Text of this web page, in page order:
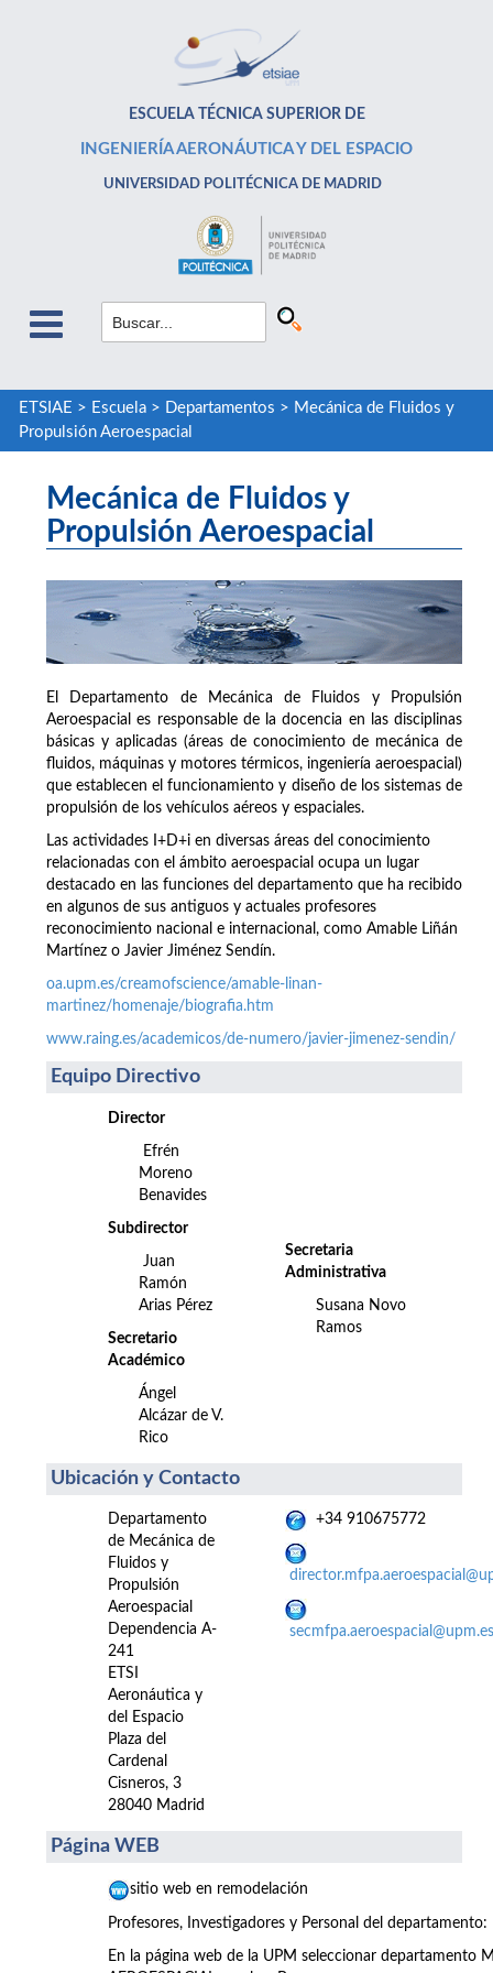
ESCUELA TÉCNICA SUPERIOR DE
INGENIERÍA AERONÁUTICA Y DEL ESPACIO
UNIVERSIDAD POLITÉCNICA DE MADRID
ETSIAE > Escuela> Departamentos > Mecánica de Fluidos y
Propulsión Aeroespacial
Mecánica de Fluidos y
Propulsión Aeroespacial
El Departamento de Mecánica de Fluidos y Propulsión
Aeroespacial es responsable de la docencia en las disciplinas
básicas y aplicadas (áreas de conocimiento de mecánica de
fluidos, máquinas y motores térmicos, ingeniería aeroespacial)
que establecen el funcionamiento y diseño de los sistemas de
propulsión de los vehículos aéreos y espaciales.
Las actividades I+D+i en diversas áreas del conocimiento
relacionadas con el ámbito aeroespacial ocupa un lugar
destacado en las funciones del departamento que ha recibido
en algunos de sus antiguos y actuales profesores
reconocimiento nacional e internacional, como Amable Liñán
Martínez o Javier Jiménez Sendín.
oa.upm.es/creamofscience/amable-linan-
martinez/homenaje/biografia.htm
www.raing.es/academicos/de-numero/javier-jimenez-sendin/
Equipo Directivo
Director
Efrén
Moreno
Benavides
Subdirector
Juan
Ramón
Arias Pérez
Secretario
Académico
Ángel
Alcázar de V.
Rico
Secretaria
Administrativa
Susana Novo
Ramos
Ubicación y Contacto
Departamento
de Mecánica de
Fluidos y
Propulsión
Aeroespacial
Dependencia A-
241
ETSI
Aeronáutica y
del Espacio
Plaza del
Cardenal
Cisneros, 3
28040 Madrid
+34 910675772
secmfpa.aeroespacial@upm.es
Página WEB
sitio web en remodelación
Profesores, Investigadores y Personal del departamento:
En la página web de la UPM seleccionar departamento